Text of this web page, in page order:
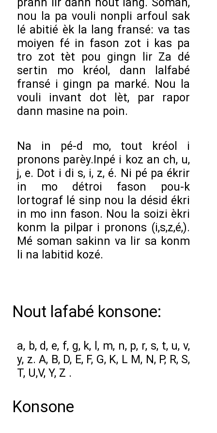
nou la pa vouli nonpli arfoul sak
lé abitié èk la lang fransé: va tas
moiyen fé in fason zot i kas pa
tro zot tèt pou gingn lir Za dé
sertin mo kréol, dann lalfabé
fransé i gingn pa marké. Nou la
vouli invant dot lèt, par rapor
dann masine na poin.
Na in pé-d mo, tout kréol i
pronons parèy.Inpé i koz an ch, u,
j, e. Dot i di s, i, z, é. Ni pé pa ékrir
in mo détroi fason pou-k
lortograf lé sinp nou la désid ékri
in mo inn fason. Nou la soizi èkri
konm la pilpar i pronons (i,s,z,é,).
Mé soman sakinn va lir sa konm
li na labitid kozé.
Nout lafabé konsone:
a, b, d, e, f, g, k, l, m, n, p, r, s, t, u, v,
y, z. A, B, D, E, F, G, K, L M, N, P, R, S,
T, U,V, Y, Z .
Konsone